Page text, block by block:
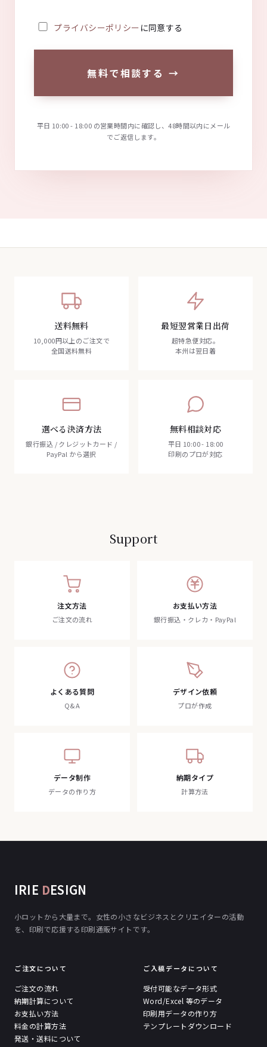
プライバシーポリシー に同意する
無料で相談する →
平日 10:00 - 18:00 の営業時間内に確認し、48時間以内にメール
でご返信します。
送料無料
10,000円以上のご注文で
全国送料無料
最短翌営業日出荷
超特急便対応。
本州は翌日着
選べる決済方法
銀行振込 / クレジットカード /
PayPal から選択
無料相談対応
平日 10:00 - 18:00
印刷のプロが対応
Support
注文方法
ご注文の流れ
お支払い方法
銀行振込・クレカ・PayPal
よくある質問
Q&A
デザイン依頼
プロが作成
データ制作
データの作り方
納期タイプ
計算方法
IRIE DESIGN
小ロットから大量まで。女性の小さなビジネスとクリエイターの活動
を、印刷で応援する印刷通販サイトです。
ご注文について
ご注文の流れ
納期計算について
お支払い方法
料金の計算方法
発送・送料について
ご入稿データについて
受付可能なデータ形式
Word/Excel 等のデータ
印刷用データの作り方
テンプレートダウンロード